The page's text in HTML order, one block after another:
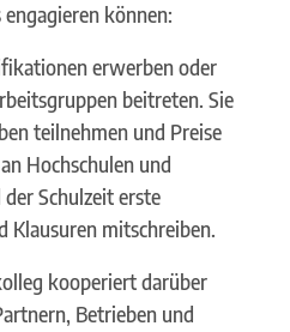
können:
erwerben oder
beitreten. Sie
teilnehmen und Preise
Hochschulen und
Schulzeit erste
Klausuren mitschreiben.
kooperiert darüber
Betrieben und